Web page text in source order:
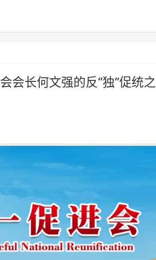
会长何文强的反“独”促统之